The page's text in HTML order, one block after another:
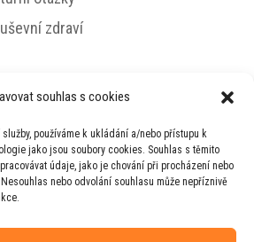
souhlas s cookies
používáme k ukládání a/nebo přístupu k
jako jsou soubory cookies. Souhlas s těmito
údaje, jako je chování při procházení nebo
nebo odvolání souhlasu může nepříznivě
zdraví
Horeckého
firmaRUDIve spolupráci s